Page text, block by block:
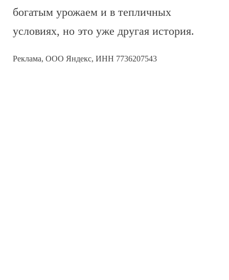
богатым урожаем и в тепличных
условиях, но это уже другая история.
Реклама, ООО Яндекс, ИНН 7736207543